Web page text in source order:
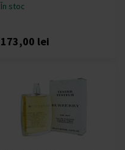
În stoc
173,00 lei